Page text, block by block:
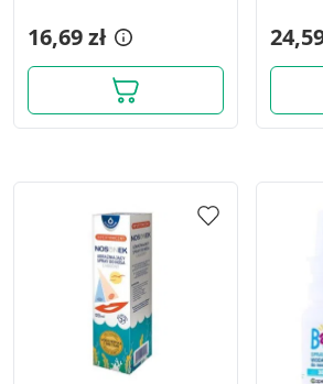
16,69 zł